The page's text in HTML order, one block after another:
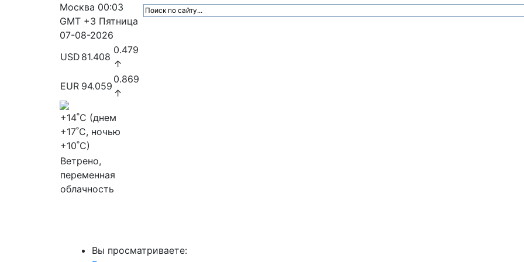
Москва 00:03
GMT +3 Пятница
07-08-2026
USD 81.408
0.479
↑
EUR 94.059
0.869
↑
+14˚C (днем
+17˚C, ночью
+10˚C)
Ветрено,
переменная
облачность
Вы просматриваете: